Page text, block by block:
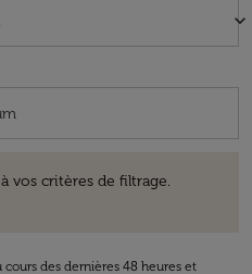
keyboard_arrow_down
vos critères de filtrage.
des dernières 48 heures et